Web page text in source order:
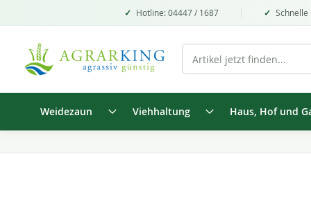
Hotline: 04447 / 1687
Weidezaun Viehhaltung Haus, Hof und